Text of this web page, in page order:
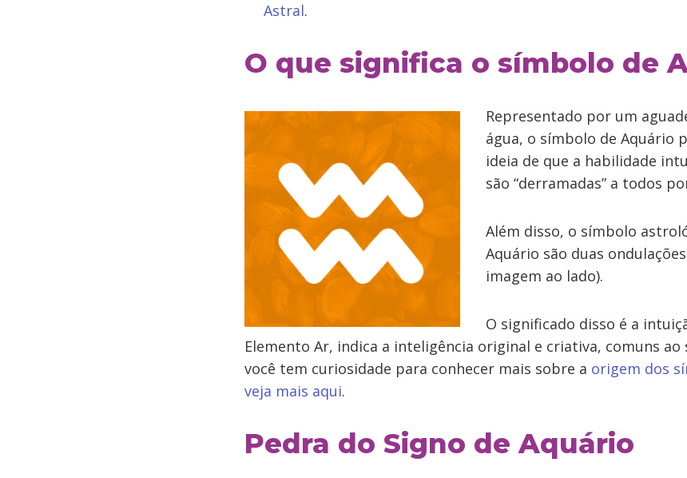
Astral.
O que significa o símbolo de
Representado por um
água, o símbolo de Aquário
ideia de que a habilidade
são “derramadas” a todos
Além disso, o símbolo
Aquário são duas
imagem ao lado).
O significado disso é a
Elemento Ar, indica a inteligência original e criativa, comuns ao
você tem curiosidade para conhecer mais sobre a origem dos
veja mais aqui.
Pedra do Signo de Aquário